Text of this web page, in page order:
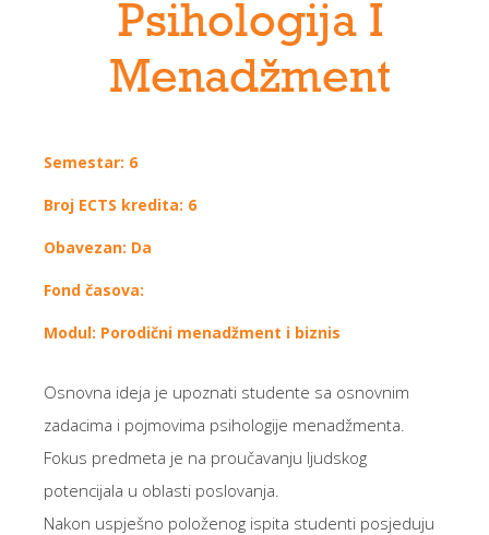
Psihologija I
Menadžment
Semestar: 6
Broj ECTS kredita: 6
Obavezan: Da
Fond časova:
Modul: Porodični menadžment i biznis
Osnovna ideja je upoznati studente sa osnovnim
zadacima i pojmovima psihologije menadžmenta.
Fokus predmeta je na proučavanju ljudskog
potencijala u oblasti poslovanja.
Nakon uspješno položenog ispita studenti posjeduju